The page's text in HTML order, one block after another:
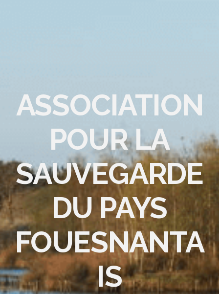
ASSOCIATION
POUR LA
SAUVEGARDE
DU PAYS
FOUESNANTA
IS